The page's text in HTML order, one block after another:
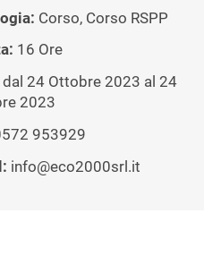
Corso, Corso RSPP
16 Ore
dal 24 Ottobre 2023 al 24
2023
953929
info@eco2000srl.it